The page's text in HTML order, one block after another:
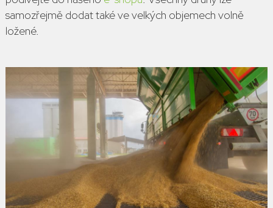
samozřejmě dodat také ve velkých objemech volně
ložené.